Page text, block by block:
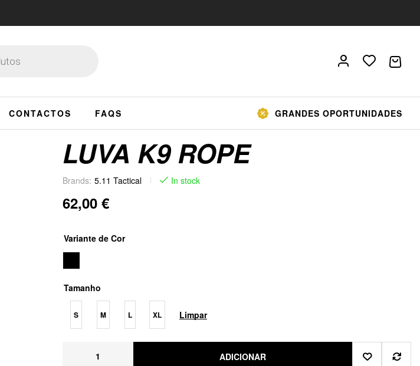
CONTACTOS FAQS GRANDES OPORTUNIDADES
LUVA K9 ROPE
Brands: 5.11 Tactical In stock
62,00 €
Variante de Cor
Tamanho
S M L XL Limpar
ADICIONAR